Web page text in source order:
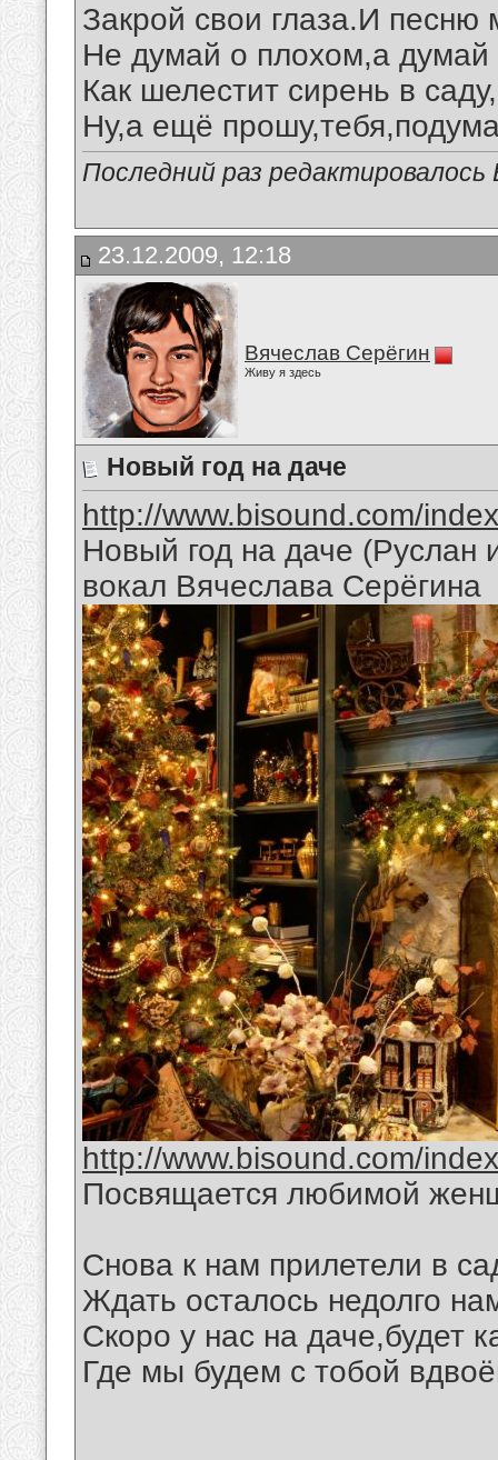
Закрой свои глаза.И
Не думай о плохом,а думай
Как шелестит сирень в
Ну,а ещё
Последний раз
23.12.2009, 12:18
Вячеслав Серёгин
Живу я здесь
Новый год на даче
http://www.bisound.com/
Новый год на даче
вокал Вячеслава Серёгина
http://www.bisound.com/
Посвящается любимой
Снова к нам прилетели в
Ждать осталось недолго
Скоро у нас на даче,будет
Где мы будем с тобой